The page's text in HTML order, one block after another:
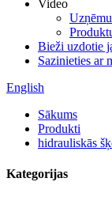
Video
Bieži uzdotie
Sazinieties ar
English
Sākums
Produkti
hidrauliskās
Kategorijas